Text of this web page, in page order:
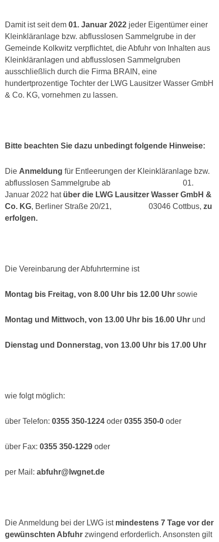
Damit ist seit dem 01. Januar 2022 jeder Eigentümer einer
Kleinkläranlage bzw. abflusslosen Sammelgrube in der
Gemeinde Kolkwitz verpflichtet, die Abfuhr von Inhalten aus
Kleinkläranlagen und abflusslosen Sammelgruben
ausschließlich durch die Firma BRAIN, eine
hundertprozentige Tochter der LWG Lausitzer Wasser GmbH
& Co. KG, vornehmen zu lassen.
Bitte beachten Sie dazu unbedingt folgende Hinweise:
Die Anmeldung für Entleerungen der Kleinkläranlage bzw.
abflusslosen Sammelgrube ab 01.
Januar 2022 hat über die LWG Lausitzer Wasser GmbH &
Co. KG, Berliner Straße 20/21, 03046 Cottbus, zu
erfolgen.
Die Vereinbarung der Abfuhrtermine ist
Montag bis Freitag, von 8.00 Uhr bis 12.00 Uhr sowie
Montag und Mittwoch, von 13.00 Uhr bis 16.00 Uhr und
Dienstag und Donnerstag, von 13.00 Uhr bis 17.00 Uhr
wie folgt möglich:
über Telefon: 0355 350-1224 oder 0355 350-0 oder
über Fax: 0355 350-1229 oder
per Mail: abfuhr@lwgnet.de
Die Anmeldung bei der LWG ist mindestens 7 Tage vor der
gewünschten Abfuhr zwingend erforderlich. Ansonsten gilt